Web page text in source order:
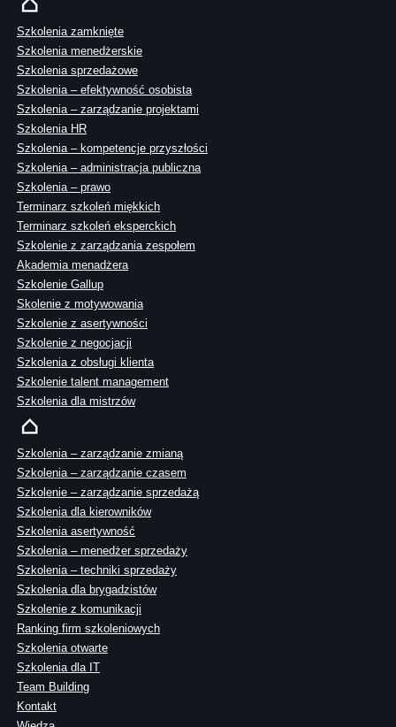
Szkolenia zamknięte
Szkolenia menedżerskie
Szkolenia sprzedażowe
Szkolenia – efektywność osobista
Szkolenia – zarządzanie projektami
Szkolenia HR
Szkolenia – kompetencje przyszłości
Szkolenia – administracja publiczna
Szkolenia – prawo
Terminarz szkoleń miękkich
Terminarz szkoleń eksperckich
Szkolenie z zarządzania zespołem
Akademia menadżera
Szkolenie Gallup
Skolenie z motywowania
Szkolenie z asertywności
Szkolenie z negocjacji
Szkolenia z obsługi klienta
Szkolenie talent management
Szkolenia dla mistrzów
Szkolenia – zarządzanie zmianą
Szkolenia – zarządzanie czasem
Szkolenie – zarządzanie sprzedażą
Szkolenia dla kierowników
Szkolenia asertywność
Szkolenia – menedżer sprzedaży
Szkolenia – techniki sprzedaży
Szkolenia dla brygadzistów
Szkolenie z komunikacji
Ranking firm szkoleniowych
Szkolenia otwarte
Szkolenia dla IT
Team Building
Kontakt